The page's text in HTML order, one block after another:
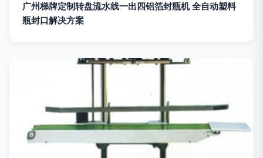
广州梯牌定制转盘流水线一出四铝箔封瓶机 全自动塑料
瓶封口解决方案